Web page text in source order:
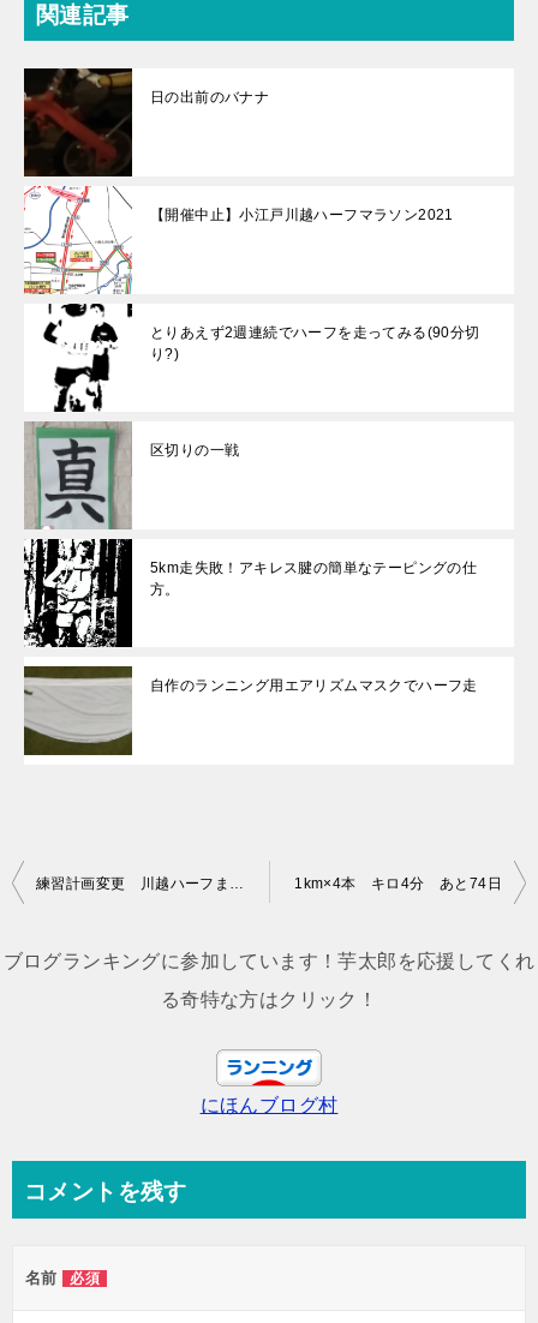
関連記事
日の出前のバナナ
【開催中止】小江戸川越ハーフマラソン2021
とりあえず2週連続でハーフを走ってみる(90分切
り?)
区切りの一戦
5km走失敗！アキレス腱の簡単なテーピングの仕
方。
自作のランニング用エアリズムマスクでハーフ走
投
ナ
ン
練習計画変更 川越ハーフまであと77日 1km×4本 キロ4分 あと74日
ブログランキングに参加しています！芋太郎を応援してくれ
る奇特な方はクリック！
にほんブログ村
コメントを残す
名前 必須